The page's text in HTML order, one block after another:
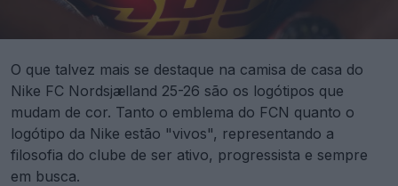
O que talvez mais se destaque na camisa de casa do
Nike FC Nordsjælland 25-26 são os logótipos que
mudam de cor. Tanto o emblema do FCN quanto o
logótipo da Nike estão "vivos", representando a
filosofia do clube de ser ativo, progressista e sempre
em busca.